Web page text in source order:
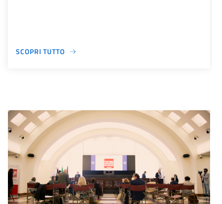
SCOPRI TUTTO